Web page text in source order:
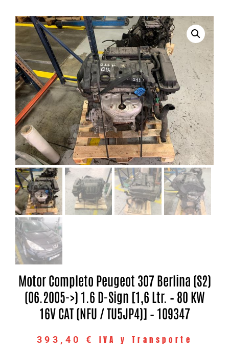
Motor Completo Peugeot 307 Berlina (S2)
(06.2005->) 1.6 D-Sign [1,6 Ltr. – 80 KW
16V CAT (NFU / TU5JP4)] – 109347
393,40 €
IVA y Transporte